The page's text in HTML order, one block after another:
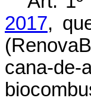
2017,
cana-de-